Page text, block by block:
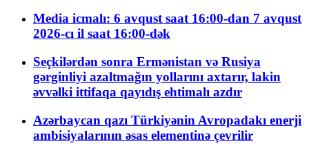
Media icmalı: 6 avqust saat 16:00-dan 7 avqust
2026-cı il saat 16:00-dək
Seçkilərdən sonra Ermənistan və Rusiya
gərginliyi azaltmağın yollarını axtarır, lakin
əvvəlki ittifaqa qayıdış ehtimalı azdır
Azərbaycan qazı Türkiyənin Avropadakı enerji
ambisiyalarının əsas elementinə çevrilir